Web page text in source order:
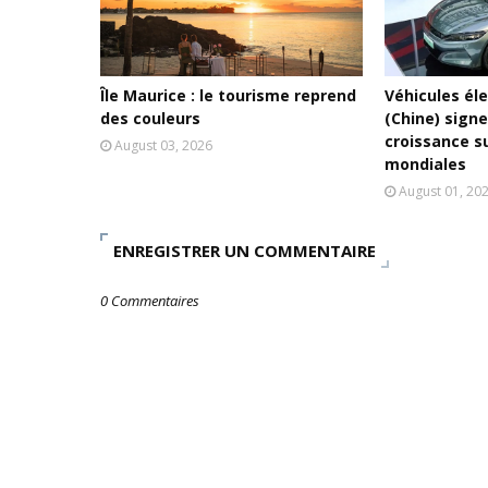
Île Maurice : le tourisme reprend
des couleurs
August 03, 2026
Véhicules
(Chine)
croissance
mondiales
August 01,
ENREGISTRER UN COMMENTAIRE
0 Commentaires